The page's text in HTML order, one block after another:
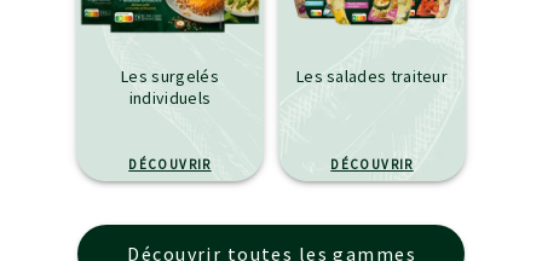
Les surgelés
individuels
DÉCOUVRIR
Les salades traiteur
DÉCOUVRIR
Découvrir toutes les gammes